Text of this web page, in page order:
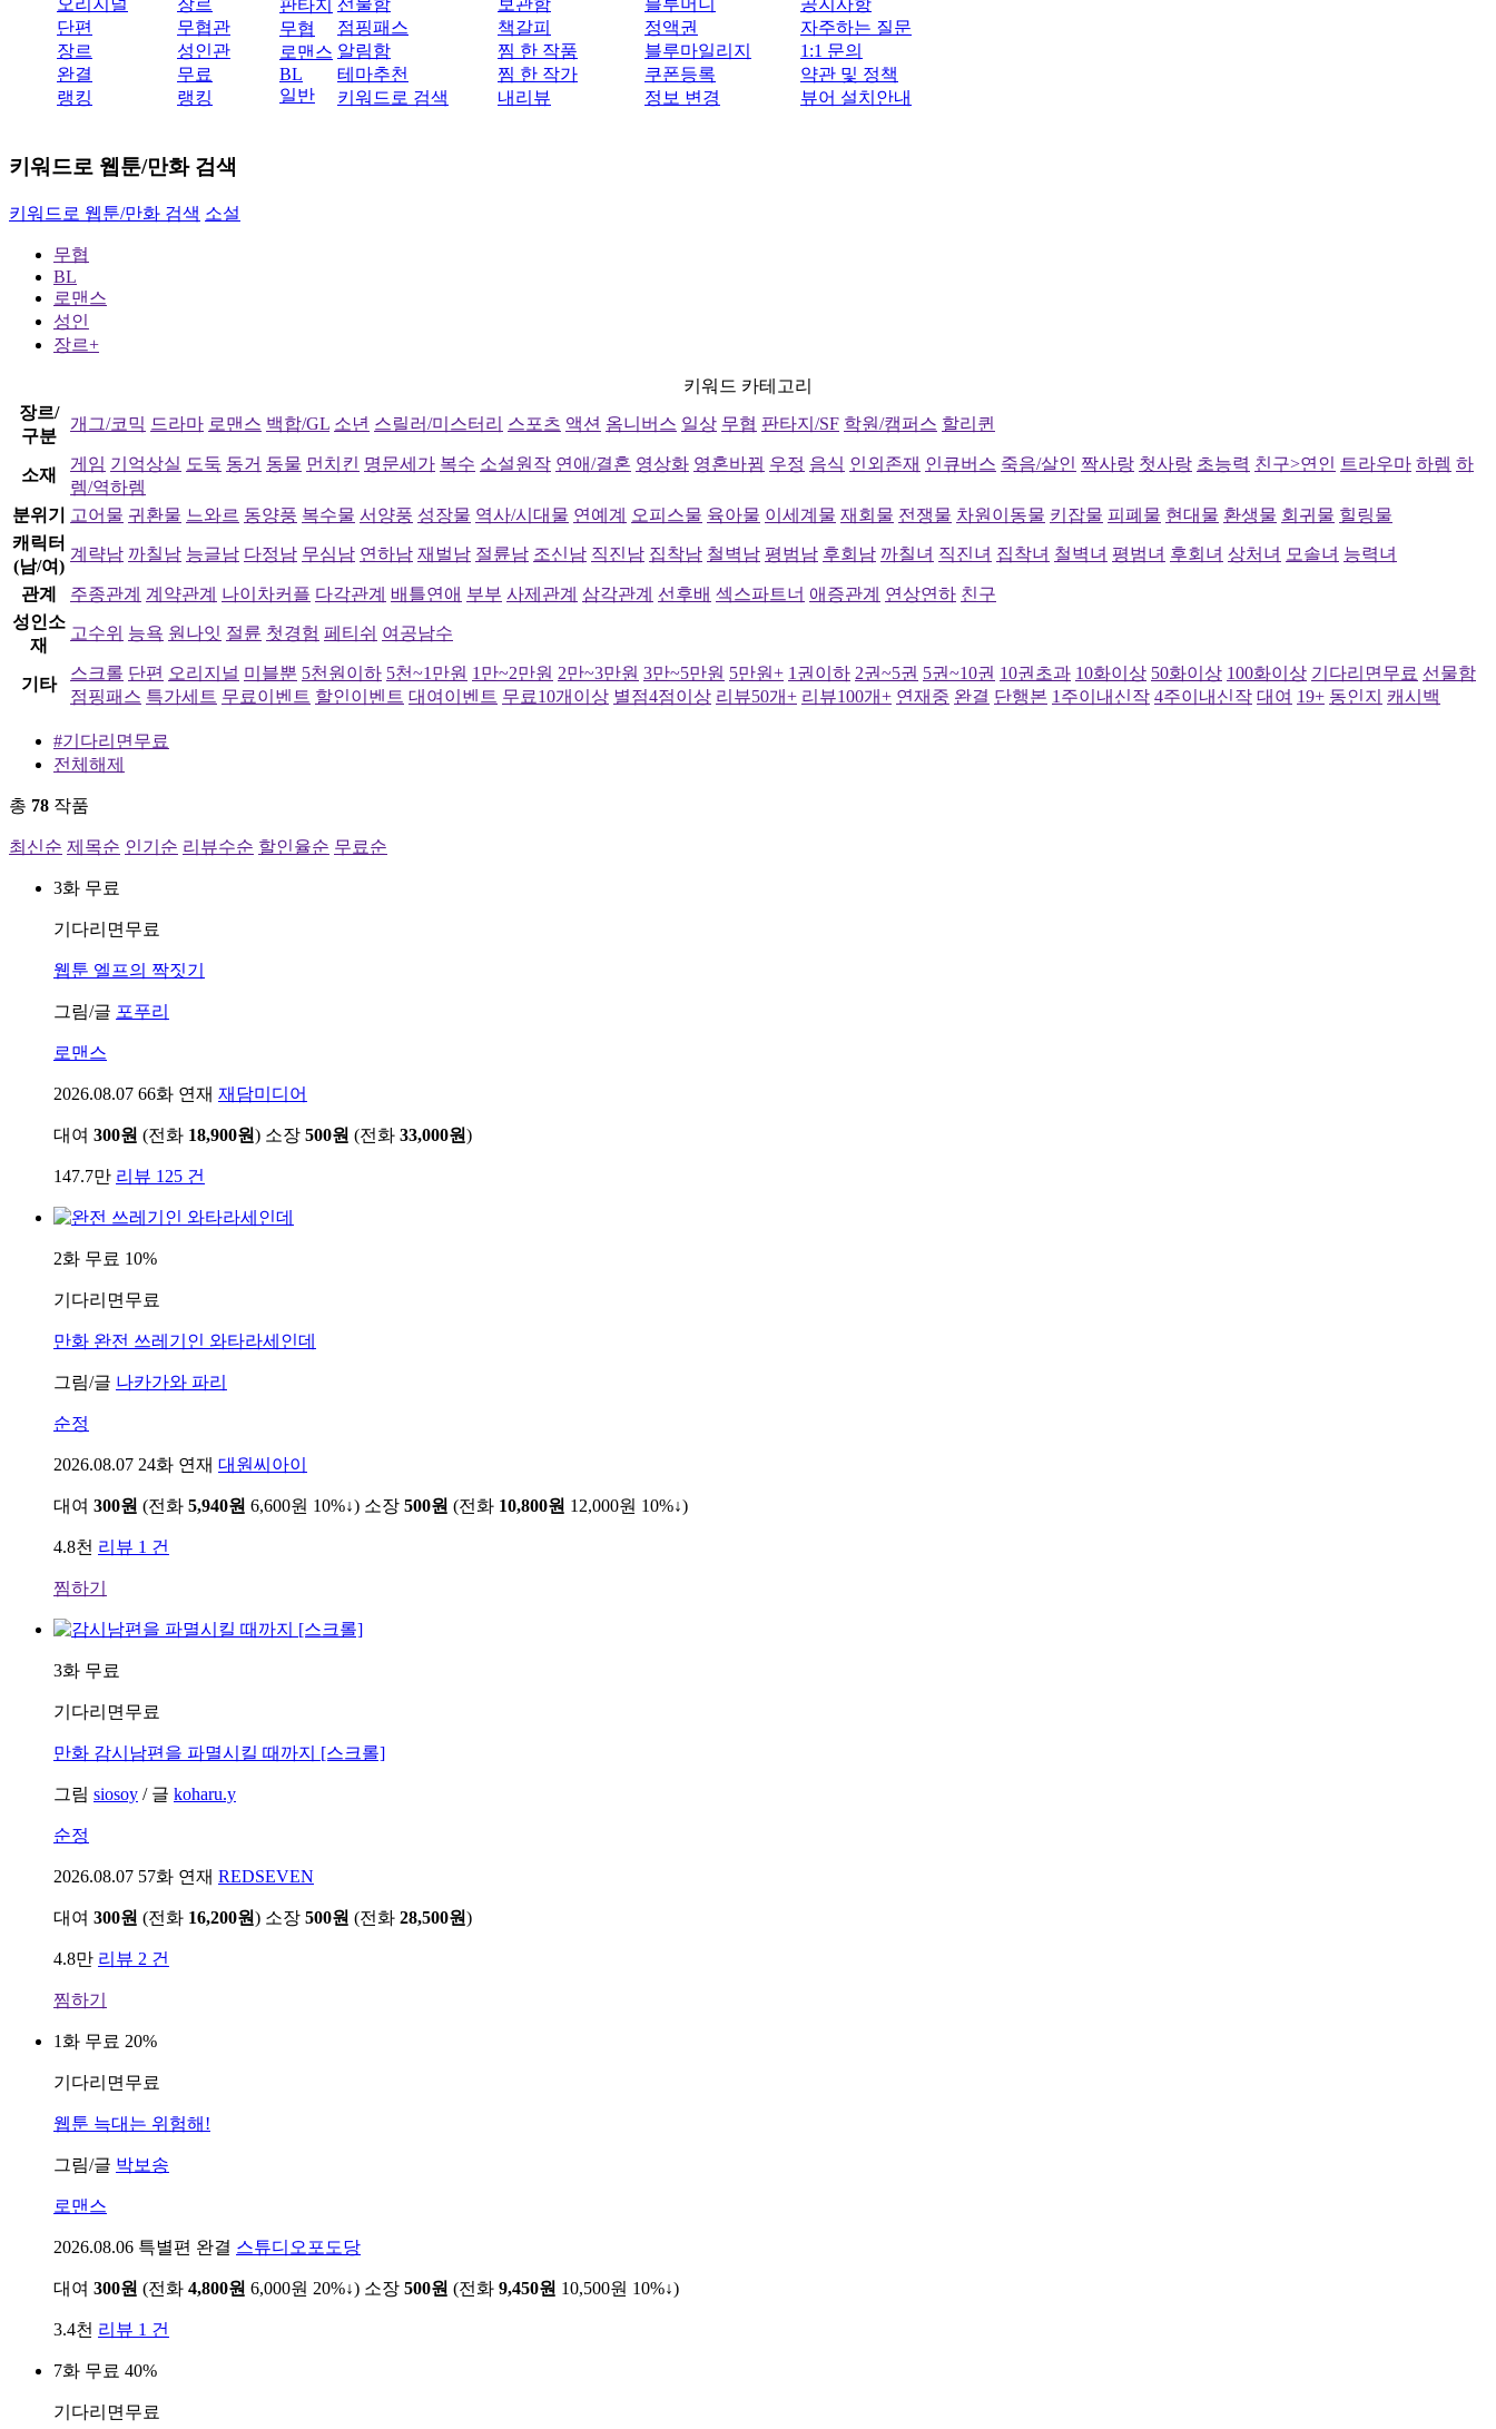
오리지널
단편
장르
완결
랭킹
장르
무협관
성인관
무료
랭킹
판타지
무협
로맨스
BL
일반
선물함
점핑패스
알림함
테마추천
키워드로 검색
보관함
책갈피
찜 한 작품
찜 한 작가
내리뷰
블루머니
정액권
블루마일리지
쿠폰등록
정보 변경
공지사항
자주하는 질문
1:1 문의
약관 및 정책
뷰어 설치안내
키워드로 웹툰/만화 검색
키워드로 웹툰/만화 검색 소설
무협
BL
로맨스
성인
장르+
키워드 카테고리
장르/
구분
개그/코믹 드라마 로맨스 백합/GL 소년 스릴러/미스터리 스포츠 액션 옴니버스 일상 무협 판타지/SF 학원/캠퍼스 할리퀸
소재
게임 기억상실 도둑 동거 동물 먼치킨 명문세가 복수 소설원작 연애/결혼 영상화 영혼바뀜 우정 음식 인외존재 인큐버스 죽음/살인 짝사랑 첫사랑 초능력 친구>연인 트라우마 하렘 하
렘/역하렘
분위기
고어물 귀환물 느와르 동양풍 복수물 서양풍 성장물 역사/시대물 연예계 오피스물 육아물 이세계물 재회물 전쟁물 차원이동물 키잡물 피폐물 현대물 환생물 회귀물 힐링물
캐릭터
(남/여)
계략남 까칠남 능글남 다정남 무심남 연하남 재벌남 절륜남 조신남 직진남 집착남 철벽남 평범남 후회남 까칠녀 직진녀 집착녀 철벽녀 평범녀 후회녀 상처녀 모솔녀 능력녀
관계 주종관계 계약관계 나이차커플 다각관계 배틀연애 부부 사제관계 삼각관계 선후배 섹스파트너 애증관계 연상연하 친구
성인소
재
고수위 능욕 원나잇 절륜 첫경험 페티쉬 여공남수
기타
스크롤 단편 오리지널 미블뿐 5천원이하 5천~1만원 1만~2만원 2만~3만원 3만~5만원 5만원+ 1권이하 2권~5권 5권~10권 10권초과 10화이상 50화이상 100화이상 기다리면무료 선물함
점핑패스 특가세트 무료이벤트 할인이벤트 대여이벤트 무료10개이상 별점4점이상 리뷰50개+ 리뷰100개+ 연재중 완결 단행본 1주이내신작 4주이내신작 대여 19+ 동인지 캐시백
#기다리면무료
전체해제
총 78 작품
최신순 제목순 인기순 리뷰수순 할인율순 무료순
3화 무료
기다리면무료
웹툰 엘프의 짝짓기
그림/글 포푸리
로맨스
2026.08.07 66화 연재 재담미디어
대여 300원 (전화 18,900원) 소장 500원 (전화 33,000원)
147.7만 리뷰 125 건
2화 무료 10%
기다리면무료
만화 완전 쓰레기인 와타라세인데
그림/글 나카가와 파리
순정
2026.08.07 24화 연재 대원씨아이
대여 300원 (전화 5,940원 6,600원 10%↓) 소장 500원 (전화 10,800원 12,000원 10%↓)
4.8천 리뷰 1 건
찜하기
3화 무료
기다리면무료
만화 감시남편을 파멸시킬 때까지 [스크롤]
그림 siosoy / 글 koharu.y
순정
2026.08.07 57화 연재 REDSEVEN
대여 300원 (전화 16,200원) 소장 500원 (전화 28,500원)
4.8만 리뷰 2 건
찜하기
1화 무료 20%
기다리면무료
웹툰 늑대는 위험해!
그림/글 박보송
로맨스
2026.08.06 특별편 완결 스튜디오포도당
대여 300원 (전화 4,800원 6,000원 20%↓) 소장 500원 (전화 9,450원 10,500원 10%↓)
3.4천 리뷰 1 건
7화 무료 40%
기다리면무료